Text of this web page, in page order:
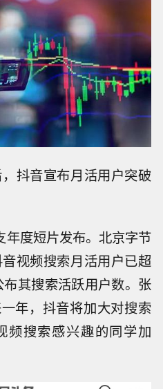
抖音宣布月活用户突破
度短片发布。北京字节
视频搜索月活用户已超
其搜索活跃用户数。张
年，抖音将加大对搜索
频搜索感兴趣的同学加